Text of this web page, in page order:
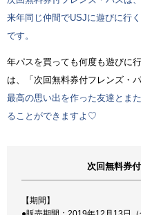
来年同じ仲間でUSJに遊びに行
です。
年パスを買っても何度も遊びに
は、「次回無料券付フレンズ・
最高の思い出を作った友達とま
ることができますよ♡
次回無料券
【期間】